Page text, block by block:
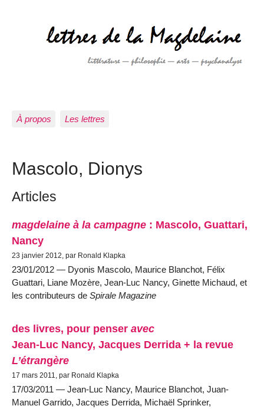
À propos Les lettres
Mascolo, Dionys
Articles
magdelaine à la campagne : Mascolo, Guattari,
Nancy
23 janvier 2012, par Ronald Klapka
23/01/2012 — Dyonis Mascolo, Maurice Blanchot, Félix
Guattari, Liane Mozère, Jean-Luc Nancy, Ginette Michaud, et
les contributeurs de Spirale Magazine
des livres, pour penser avec
Jean-Luc Nancy, Jacques Derrida + la revue
L’étrangère
17 mars 2011, par Ronald Klapka
17/03/2011 — Jean-Luc Nancy, Maurice Blanchot, Juan-
Manuel Garrido, Jacques Derrida, Michaël Sprinker,